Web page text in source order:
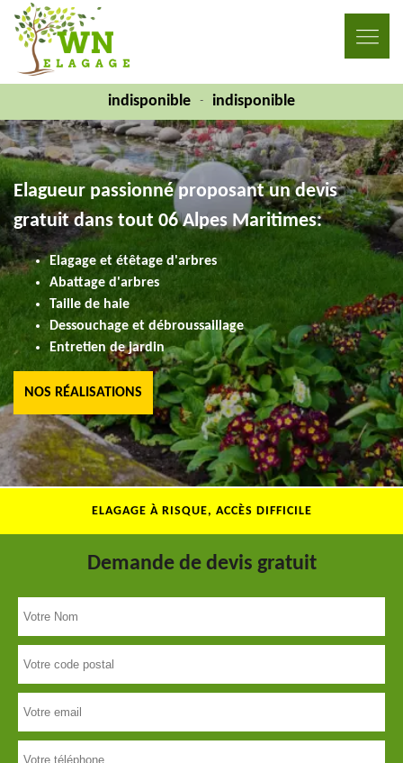
indisponible - indisponible
Elagueur passionné proposant un devis
gratuit dans tout 06 Alpes Maritimes:
Elagage et étêtage d'arbres
Abattage d'arbres
Taille de haie
Dessouchage et débroussaillage
Entretien de jardin
NOS RÉALISATIONS
ELAGAGE À RISQUE, ACCÈS DIFFICILE
Demande de devis gratuit